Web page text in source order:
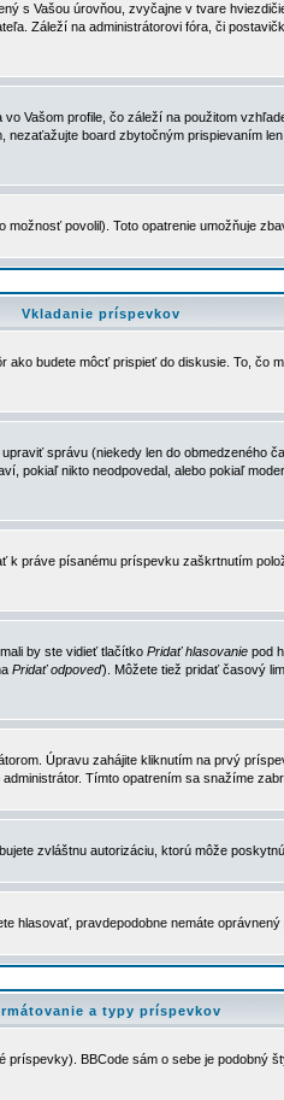
s Vašou úrovňou, zvyčajne v tvare
Záleží na administrátorovi fóra, či
Vašom profile, čo záleží na použitom
board zbytočným prispievaním
povolil). Toto opatrenie umožňuje
Vkladanie príspevkov
budete môcť prispieť do diskusie. To, čo
správu (niekedy len do obmedzeného
nikto neodpovedal, alebo pokiaľ
k práve písanému príspevku zaškrtnutím
by ste vidieť tlačítko Pridať hlasovanie pod
Pridať odpoveď). Môžete tiež pridať časový
Úpravu zahájite kliknutím na prvý
Tímto opatrením sa snažíme
zvláštnu autorizáciu, ktorú môže
pravdepodobne nemáte oprávnený
a typy príspevkov
BBCode sám o sebe je